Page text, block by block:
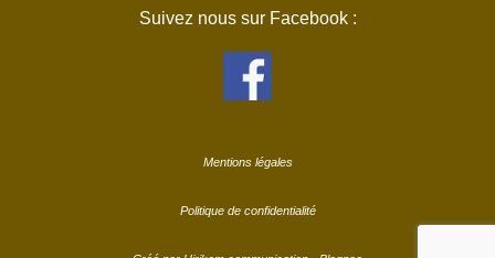
Suivez nous sur Facebook :
Mentions légales
Politique de confidentialité